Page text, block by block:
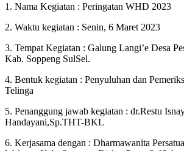
1. Nama Kegiatan : Peringatan WHD 2023
2. Waktu kegiatan : Senin, 6 Maret 2023
3. Tempat Kegiatan : Galung Langi’e Desa
Kab. Soppeng SulSel.
4. Bentuk kegiatan : Penyuluhan dan
Telinga
5. Penanggung jawab kegiatan : dr.Restu
Handayani,Sp.THT-BKL
6. Kerjasama dengan : Dharmawanita